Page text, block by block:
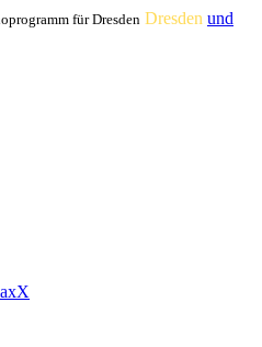
für Dresden Dresden und